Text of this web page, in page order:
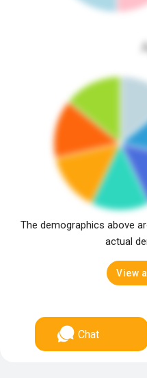
The demographics above
actual
View
Chat